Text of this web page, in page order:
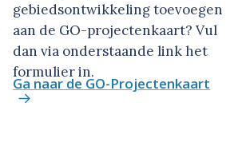
gebiedsontwikkeling toevoegen
aan de GO-projectenkaart? Vul
dan via onderstaande link het
formulier in.
Ga naar de GO-Projectenkaart